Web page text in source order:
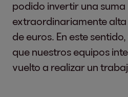
podido invertir una suma
extraordinariamente alta
de euros. En este
que nuestros equipos
vuelto a realizar un